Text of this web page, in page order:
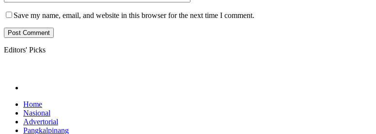
Save my name, email, and website in this browser for the next time I comment.
Editors' Picks
Home
Nasional
Advertorial
Pangkalpinang